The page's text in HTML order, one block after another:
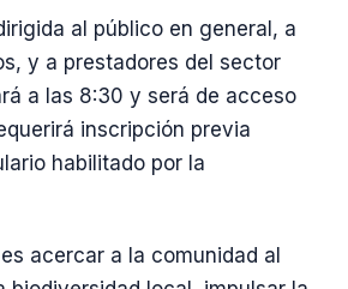
al público en general, a
y a prestadores del sector
a las 8:30 y será de acceso
inscripción previa
habilitado por la
acercar a la comunidad al